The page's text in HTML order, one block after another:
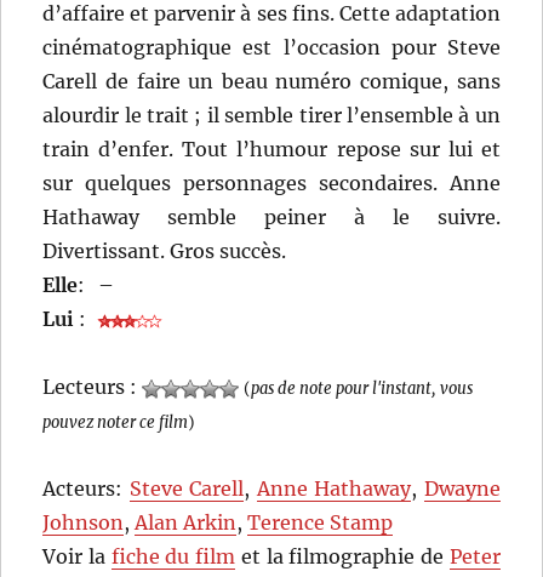
d’affaire et parvenir à ses fins. Cette adaptation
cinématographique est l’occasion pour Steve
Carell de faire un beau numéro comique, sans
alourdir le trait ; il semble tirer l’ensemble à un
train d’enfer. Tout l’humour repose sur lui et
sur quelques personnages secondaires. Anne
Hathaway semble peiner à le suivre.
Divertissant. Gros succès.
Elle:
–
Lui :
Lecteurs : (pas de note pour l'instant, vous
pouvez noter ce film)
Acteurs: Steve Carell,Anne Hathaway, Dwayne
Johnson,Alan Arkin,Terence Stamp
Voir la fiche du film et la filmographie de Peter